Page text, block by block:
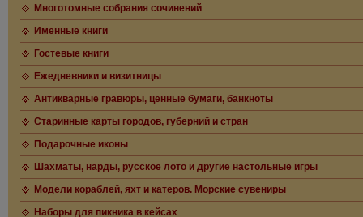
Многотомные собрания сочинений
Именные книги
Гостевые книги
Ежедневники и визитницы
Антикварные гравюры, ценные бумаги, банкноты
Старинные карты городов, губерний и стран
Подарочные иконы
Шахматы, нарды, русское лото и другие настольные игры
Модели кораблей, яхт и катеров. Морские сувениры
Наборы для пикника в кейсах